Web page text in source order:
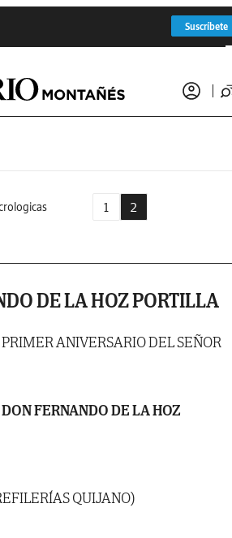
Suscríbete
1 2
DE LA HOZ PORTILLA
PRIMER ANIVERSARIO DEL SEÑOR
DON FERNANDO DE LA HOZ
QUIJANO)